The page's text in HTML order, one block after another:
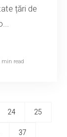
țări de
min read
24 25
37